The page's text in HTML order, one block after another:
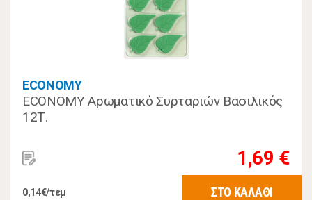
ECONOMY
ECONOMY Αρωματικό Συρταριών Βασιλικός
12Τ.
1,69 €
0,14€/τεμ ΣΤΟ ΚΑΛΑΘΙ